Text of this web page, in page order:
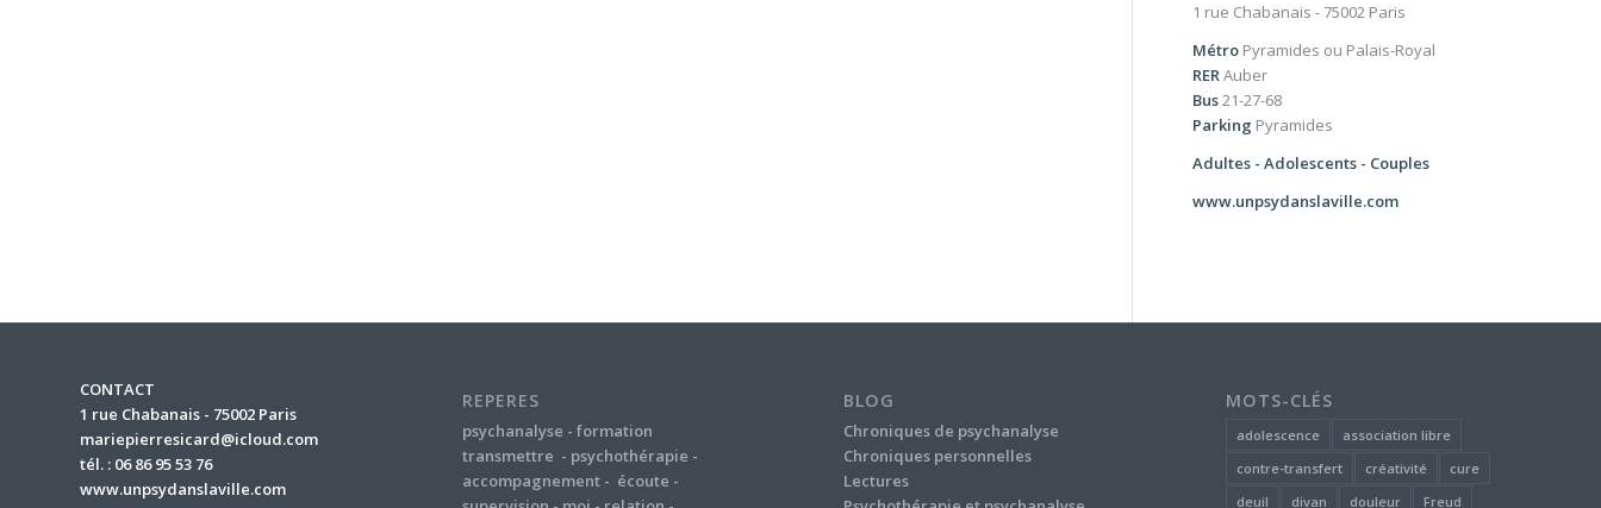
1 rue Chabanais - 75002 Paris
Métro Pyramides ou Palais-Royal
RERAuber
Bus21-27-68
Parking Pyramides
Adultes - Adolescents - Couples
www.unpsydanslaville.com
CONTACT
1 rue Chabanais - 75002 Paris
mariepierresicard@icloud.com
tél. : 06 86 95 53 76
www.unpsydanslaville.com
REPERES
psychanalyse - formation
transmettre - psychothérapie -
accompagnement- écoute -
BLOG
Chroniques de psychanalyse
Chroniques personnelles
Lectures
MOTS-CLÉS
adolescence
association libre
contre-transfert
créativité
cure
deuil
divan douleur Freud